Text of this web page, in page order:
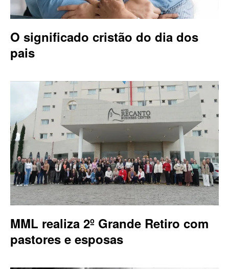
O significado cristão do dia dos
pais
MML realiza 2º Grande Retiro com
pastores e esposas